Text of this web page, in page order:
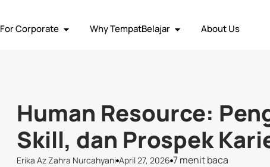
For Corporate Why TempatBelajar About Us
Human Resource:
Skill, dan Prospek
Erika Az Zahra Nurcahyani April 27, 2026 7 menit baca